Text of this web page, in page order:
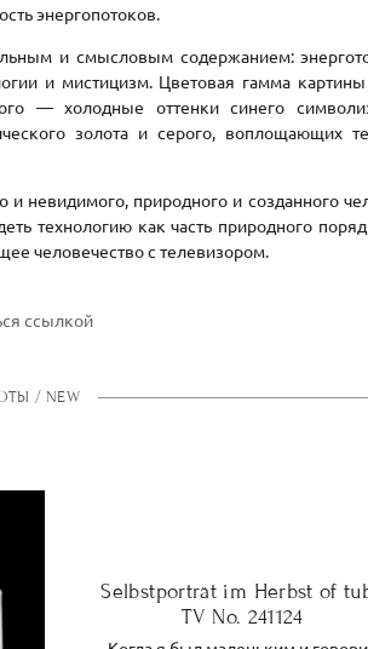
энергопотоков.
и смысловым содержанием:
и мистицизм. Цветовая гамма
— холодные оттенки синего
золота и серого, воплощающих
невидимого, природного и созданного
технологию как часть природного
человечество с телевизором.
ссылкой
/ NEW
Selbstporträt im Herbst of
TV No. 241124